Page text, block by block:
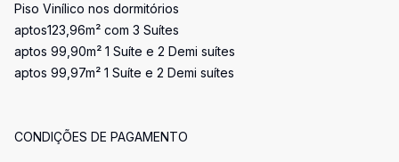
Piso Vinílico nos dormitórios
aptos123,96m² com 3 Suítes
aptos 99,90m² 1 Suíte e 2 Demi suítes
aptos 99,97m² 1 Suíte e 2 Demi suítes
CONDIÇÕES DE PAGAMENTO